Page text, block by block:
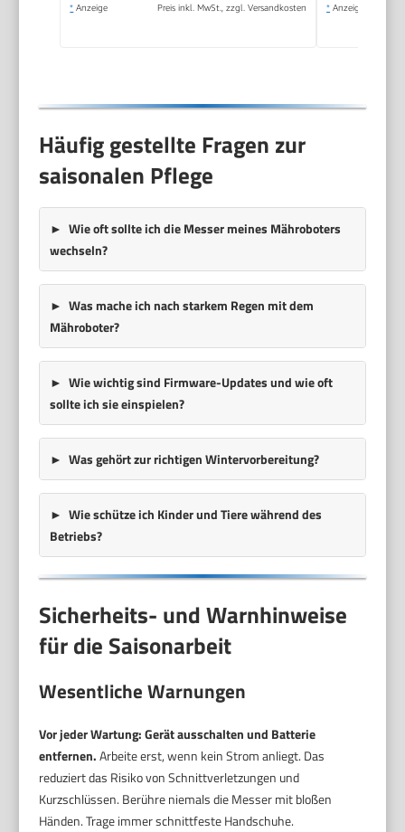
* Anzeige Preis inkl. MwSt., zzgl. Versandkosten * Anzeige
Häufig gestellte Fragen zur
saisonalen Pflege
Wie oft sollte ich die Messer meines Mähroboters
wechseln?
Was mache ich nach starkem Regen mit dem
Mähroboter?
Wie wichtig sind Firmware-Updates und wie oft
sollte ich sie einspielen?
Was gehört zur richtigen Wintervorbereitung?
Wie schütze ich Kinder und Tiere während des
Betriebs?
Sicherheits- und Warnhinweise
für die Saisonarbeit
Wesentliche Warnungen
Vor jeder Wartung: Gerät ausschalten und Batterie
entfernen.Arbeite erst, wenn kein Strom anliegt. Das
reduziert das Risiko von Schnittverletzungen und
Kurzschlüssen. Berühre niemals die Messer mit bloßen
Händen. Trage immer schnittfeste Handschuhe.